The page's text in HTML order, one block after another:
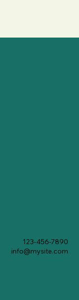
123-456-7890
info@mysite.com